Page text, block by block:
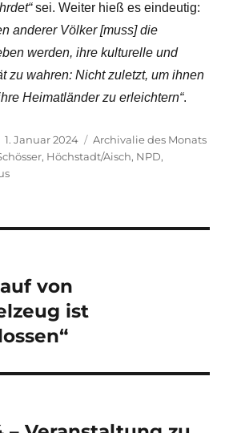
sei. Weiter hieß es eindeutig:
anderer Völker [muss] die
werden, ihre kulturelle und
zu wahren: Nicht zuletzt, um ihnen
Heimatländer zu erleichtern“.
Veröffentlicht
am
1. Januar 2024 Kategorien
Archivalie des Monats
, Höchstadt/Aisch, NPD,
von
ist